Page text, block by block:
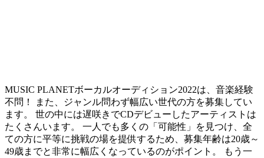
MUSIC PLANETボーカルオーディション2022は、音楽経験
不問！ また、ジャンル問わず幅広い世代の方を募集してい
ます。 世の中には遅咲きでCDデビューしたアーティストは
たくさんいます。 一人でも多くの「可能性」を見つけ、全
ての方に平等に挑戦の場を提供するため、募集年齢は20歳～
49歳までと非常に幅広くなっているのがポイント。
もう一